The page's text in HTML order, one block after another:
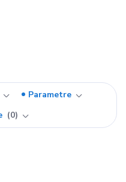
Parametre
0